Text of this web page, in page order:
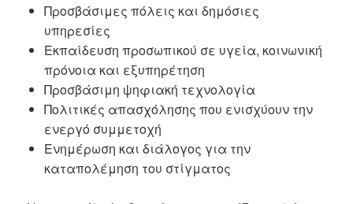
Προσβάσιμες πόλεις και δημόσιες
υπηρεσίες
Εκπαίδευση προσωπικού σε υγεία, κοινωνική
πρόνοια και εξυπηρέτηση
Προσβάσιμη ψηφιακή τεχνολογία
Πολιτικές απασχόλησης που ενισχύουν την
ενεργό συμμετοχή
Ενημέρωση και διάλογος για την
καταπολέμηση του στίγματος